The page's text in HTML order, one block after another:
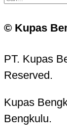
© Kupas
PT. Kupas
Reserved.
Kupas
Bengkulu.